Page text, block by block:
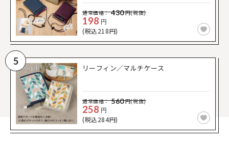
通常価格： 430円(税抜)
198 円
(税込218円)
5
リーフィン／マルチケース
通常価格： 560円(税抜)
258 円
(税込284円)